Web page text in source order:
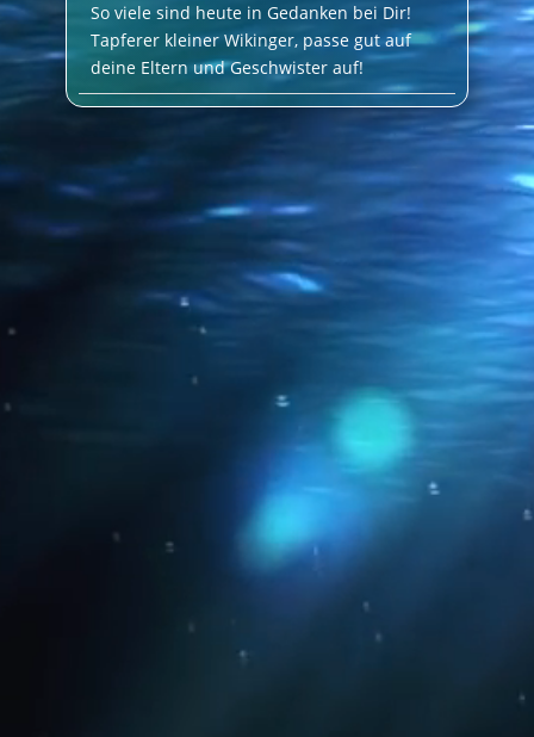
So viele sind heute in Gedanken bei Dir!
Tapferer kleiner Wikinger, passe gut auf
deine Eltern und Geschwister auf!